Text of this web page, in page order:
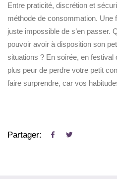
Entre praticité, discrétion et
méthode de consommation. Une
juste impossible de s’en passer.
pouvoir avoir à disposition son
situations ? En soirée, en festival
plus peur de perdre votre petit
faire surprendre, car vos
Partager: